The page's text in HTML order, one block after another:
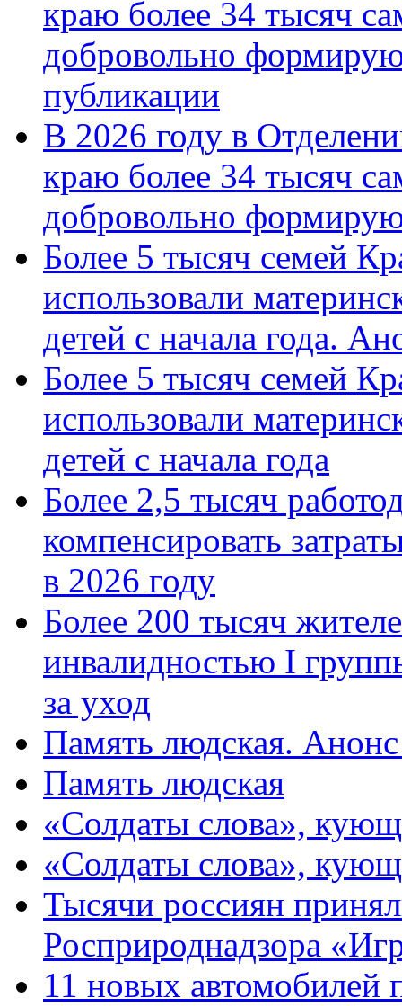
краю более 34 тысяч
добровольно
публикации
В 2026 году в
краю более 34 тысяч
добровольно
Более 5 тысяч семей
использовали
детей с начала года.
Более 5 тысяч семей
использовали
детей с начала года
Более 2,5 тысяч
компенсировать
в 2026 году
Более 200 тысяч
инвалидностью I
за уход
Память людская.
Память людская
«Солдаты слова»,
«Солдаты слова»,
Тысячи россиян
Росприроднадзора
11 новых автомобилей